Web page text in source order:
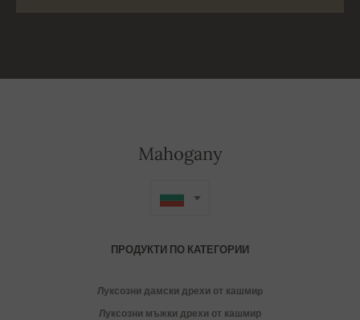
Mahogany
ПРОДУКТИ ПО КАТЕГОРИИ
Луксозни дамски дрехи от кашмиp
Луксозни мъжки дрехи от кашмир